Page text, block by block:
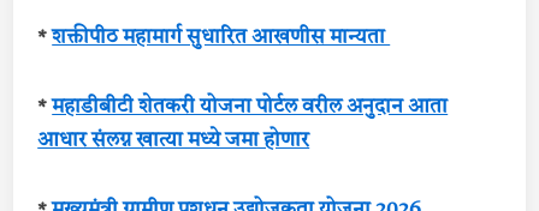
*शक्तीपीठ महामार्ग सुधारित आखणीस मान्यता
*महाडीबीटी शेतकरी योजना पोर्टल वरील अनुदान आता
आधार संलग्न खात्या मध्ये जमा होणार